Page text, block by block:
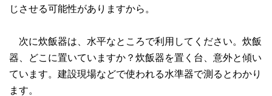
じさせる可能性がありますから。
次に炊飯器は、水平なところで利用してください。炊飯
器、どこに置いていますか？炊飯器を置く台、意外と傾い
ています。建設現場などで使われる水準器で測るとわかり
ます。